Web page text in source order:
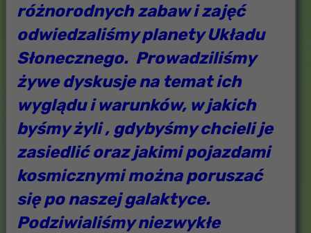
różnorodnych zabaw i zajęć
odwiedzaliśmy planety Układu
Słonecznego. Prowadziliśmy
żywe dyskusje na temat ich
wyglądu i warunków, w jakich
byśmy żyli , gdybyśmy chcieli je
zasiedlić oraz jakimi pojazdami
kosmicznymi można poruszać
się po naszej galaktyce.
Podziwialiśmy niezwykłe